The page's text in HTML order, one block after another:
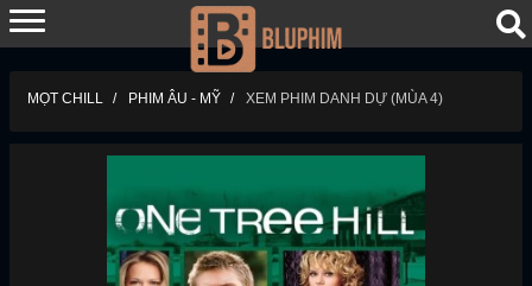
MỌT CHILL PHIM ÂU - MỸ XEM PHIM DANH DỰ (MÙA 4)